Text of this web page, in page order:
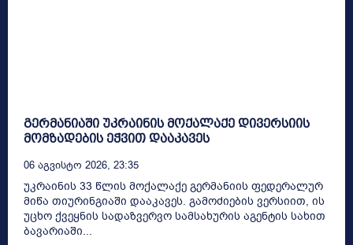
გერმანიაში უკრაინის მოქალაქე დივერსიის
მომზადების ეჭვით დააკავეს
06 Აგვისტო 2026, 23:35
უკრაინის 33 წლის მოქალაქე გერმანიის ფედერალურ
მიწა თიურინგიაში დააკავეს. გამოძიების ვერსიით, ის
უცხო ქვეყნის სადაზვერვო სამსახურის აგენტის სახით
ბავარიაში...